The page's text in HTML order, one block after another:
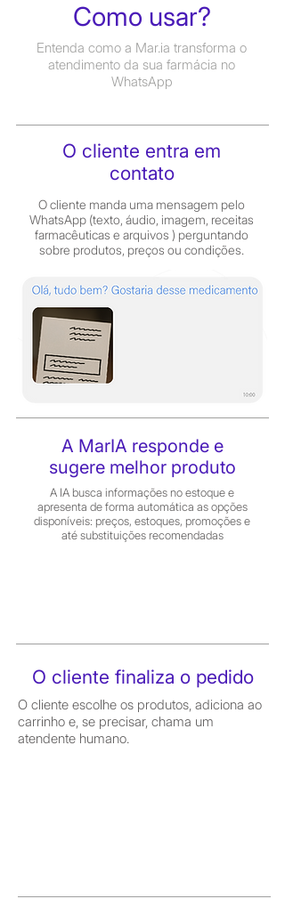
Como usar?
Entenda como a Mar.ia transforma o
atendimento da sua farmácia no
WhatsApp
O cliente entra em
contato
O cliente manda uma mensagem pelo
WhatsApp (texto, áudio, imagem, receitas
farmacêuticas e arquivos ) perguntando
sobre produtos, preços ou condições.
A MarIA responde e
sugere melhor produto
A IA busca informações no estoque e
apresenta de forma automática as opções
disponíveis: preços, estoques, promoções e
até substituições recomendadas
O cliente finaliza o pedido
O cliente escolhe os produtos, adiciona ao
carrinho e, se precisar, chama um
atendente humano.